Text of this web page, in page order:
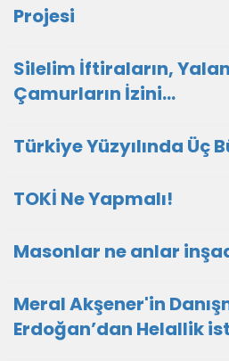
Projesi
Silelim İftiraların,
Çamurların İzini…
Türkiye Yüzyılında Üç
TOKİ Ne Yapmalı!
Masonlar ne anlar
Meral Akşener'in
Erdoğan’dan Helallik